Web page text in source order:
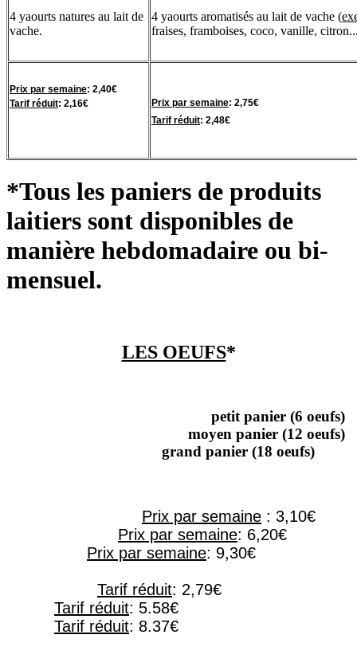
4 yaourts natures au lait de
vache.
4 yaourts aromatisés au lait de vache (
fraises, framboises, coco, vanille,
Prix par semaine: 2,40€
Tarif réduit: 2,16€ Prix par semaine: 2,75€
Tarif réduit: 2,48€
*Tous les paniers de produits
laitiers sont disponibles de
manière hebdomadaire ou bi-
mensuel.
LES OEUFS*
petit panier (6 oeufs)
moyen panier (12 oeufs)
grand panier (18 oeufs)
Prix par semaine : 3,10€
Prix par semaine: 6,20€
Prix par semaine: 9,30€
Tarif réduit: 2,79€
Tarif réduit: 5.58€
Tarif réduit: 8.37€